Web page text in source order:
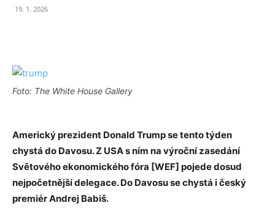
19. 1. 2026
Foto: The White House Gallery
Americký prezident Donald Trump se tento týden
chystá do Davosu. Z USA s ním na výroční zasedání
Světového ekonomického fóra [WEF] pojede dosud
nejpočetnější delegace. Do Davosu se chystá i český
premiér Andrej Babiš.